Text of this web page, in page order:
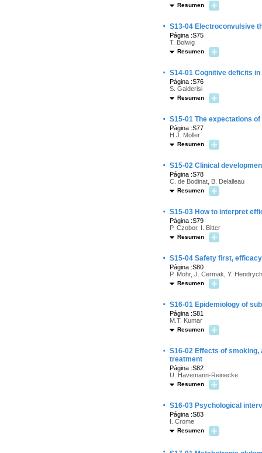
Resumen
· S13-04 Electroconvulsive
Página :S75
T. Bolwig
Resumen
· S14-01 Cognitive deficits
Página :S76
S. Galderisi
Resumen
· S15-01 The expectations
Página :S77
H.J. Möller
Resumen
· S15-02 Clinical
Página :S78
C. de Bodinat, B. Delalleau
Resumen
· S15-03 How to interpret
Página :S79
P. Czobor, I. Bitter
Resumen
· S15-04 Safety first,
Página :S80
P. Mohr, J. Cermak, Y.
Resumen
· S16-01 Epidemiology of
Página :S81
M.T. Kumar
Resumen
· S16-02 Effects of
treatment
Página :S82
U. Havemann-Reinecke
Resumen
· S16-03 Psychological
Página :S83
I. Crome
Resumen